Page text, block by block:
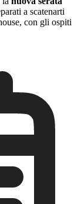
a scatenarti
con gli ospiti